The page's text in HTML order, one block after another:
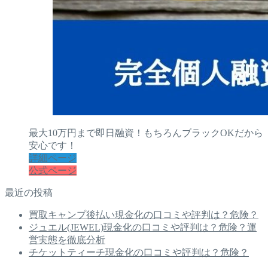
最大10万円まで即日融資！もちろんブラックOKだから
安心です！
詳細ページ
公式ページ
最近の投稿
買取キャンプ後払い現金化の口コミや評判は？危険？
ジュエル(JEWEL)現金化の口コミや評判は？危険？運
営実態を徹底分析
チケットティーチ現金化の口コミや評判は？危険？